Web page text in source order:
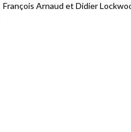
François Arnaud et Didier